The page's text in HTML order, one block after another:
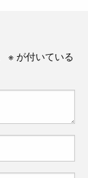
※ が付いている